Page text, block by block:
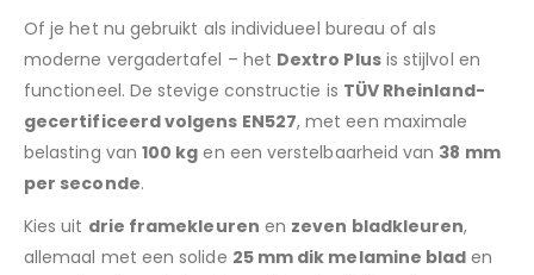
Of je het nu gebruikt als individueel bureau of als
moderne vergadertafel – het Dextro Plusis stijlvol en
functioneel. De stevige constructie is TÜV Rheinland-
gecertificeerd volgens EN527, met een maximale
belasting van 100 kg en een verstelbaarheid van 38 mm
per seconde.
Kies uit drie framekleuren en zeven bladkleuren,
allemaal met een solide 25 mm dik melamine blad en